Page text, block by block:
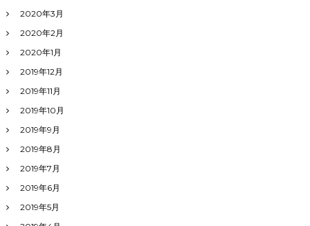
2020年3月
2020年2月
2020年1月
2019年12月
2019年11月
2019年10月
2019年9月
2019年8月
2019年7月
2019年6月
2019年5月